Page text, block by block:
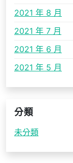
2021 年 8 月
2021 年 7 月
2021 年 6 月
2021 年 5 月
分類
未分類